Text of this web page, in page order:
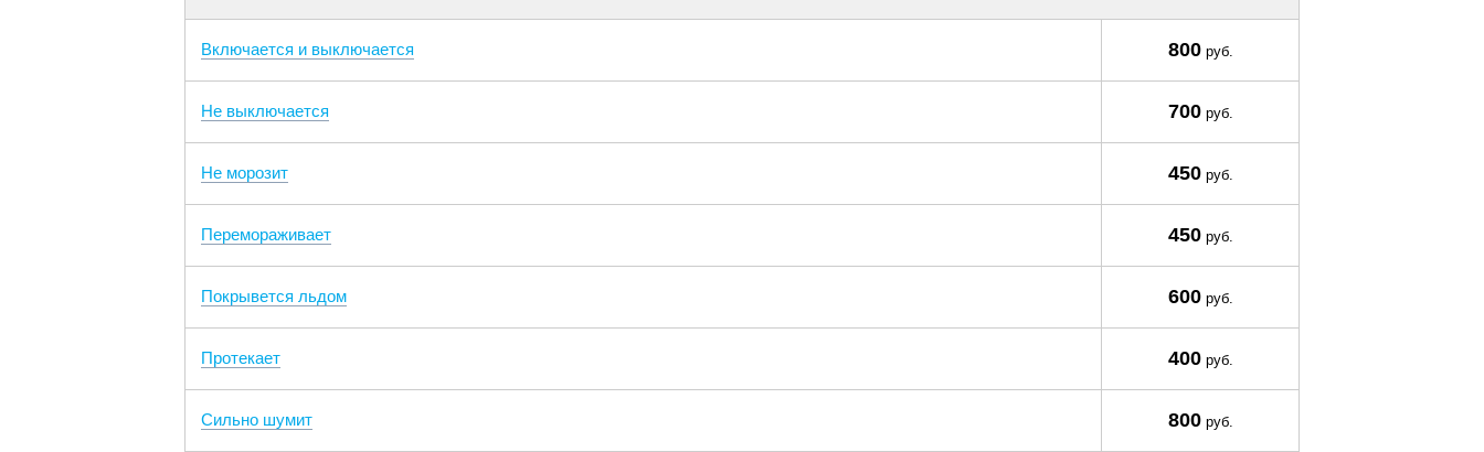
Включается и выключается 800руб.
Не выключается 700руб.
Не морозит 450руб.
Перемораживает 450руб.
Покрывется льдом 600руб.
Протекает 400руб.
Сильно шумит 800руб.